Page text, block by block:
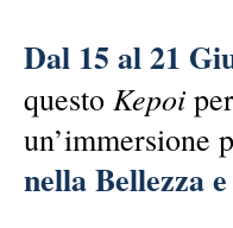
Dal 15 al 21
questo Kepoi
un’immersione
nella Bellezza